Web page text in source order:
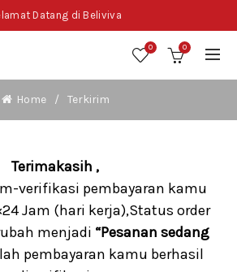
Datang di Beliviva
0 0
Home Terkirim
Terimakasih ,
verifikasi pembayaran kamu
Jam (hari kerja),Status order
menjadi “Pesanan sedang
pembayaran kamu berhasil